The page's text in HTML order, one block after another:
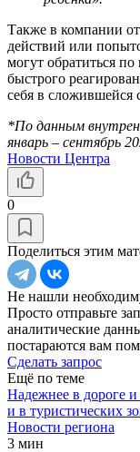
Также в компании
действий или
могут обратиться
быстрого
себя в сложившейся
*По данным
январь – сентябрь
Новости Центра
0
Поделиться этим
Не нашли
Просто отправьте
аналитические
постараются вам
Сделать запрос
Ещё по теме
Надежнее в дороге
и в туристических
Новости региона
3 мин